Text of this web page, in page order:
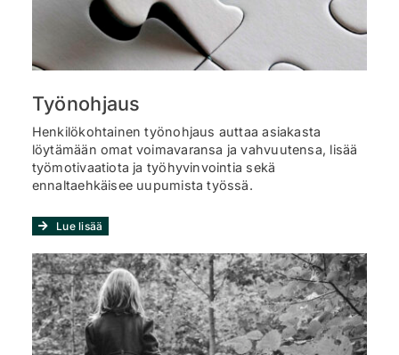
Työnohjaus
Henkilökohtainen työnohjaus auttaa asiakasta
löytämään omat voimavaransa ja vahvuutensa, lisää
työmotivaatiota ja työhyvinvointia sekä
ennaltaehkäisee uupumista työssä.
Lue lisää